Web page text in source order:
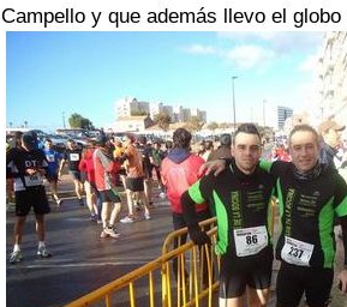
Campello y que además llevo el globo